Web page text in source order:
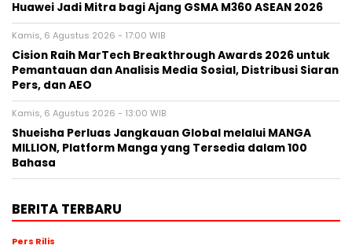
Huawei Jadi Mitra bagi Ajang GSMA M360 ASEAN 2026
Kamis, 6 Agustus 2026 - 17:00 WIB
Cision Raih MarTech Breakthrough Awards 2026 untuk
Pemantauan dan Analisis Media Sosial, Distribusi Siaran
Pers, dan AEO
Kamis, 6 Agustus 2026 - 13:00 WIB
Shueisha Perluas Jangkauan Global melalui MANGA
MILLION, Platform Manga yang Tersedia dalam 100
Bahasa
BERITA TERBARU
Pers Rilis